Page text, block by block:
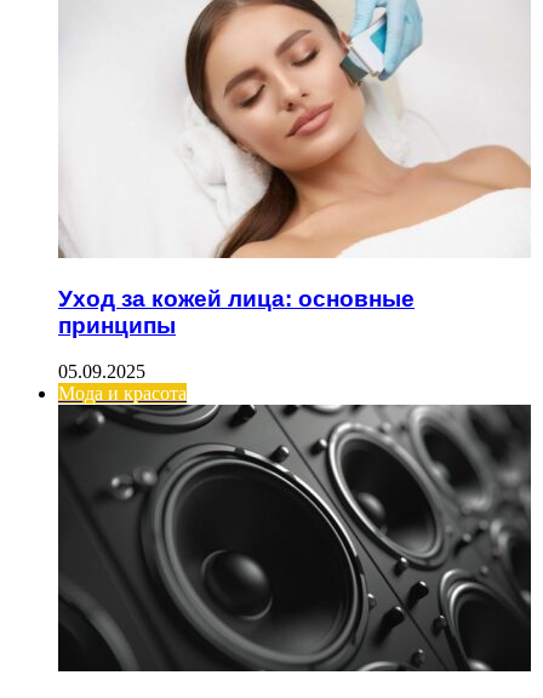
Уход за кожей лица: основные
принципы
05.09.2025
Мода и красота